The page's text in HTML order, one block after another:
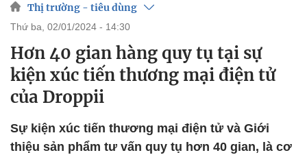
Thị trường - tiêu dùng
thứ ba, 02/01/2024 - 14:30
Hơn 40 gian hàng quy tụ tại sự
kiện xúc tiến thương mại điện tử
của Droppii
Sự kiện xúc tiến thương mại điện tử và Giới
thiệu sản phẩm tư vấn quy tụ hơn 40 gian, là cơ